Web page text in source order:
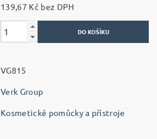
139,67 Kč bez DPH
VG815
Verk Group
Kosmetické pomůcky a přístroje